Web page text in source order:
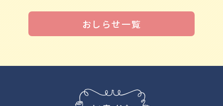
おしらせ一覧